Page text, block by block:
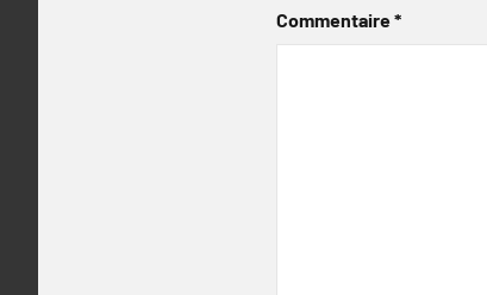
Commentaire*